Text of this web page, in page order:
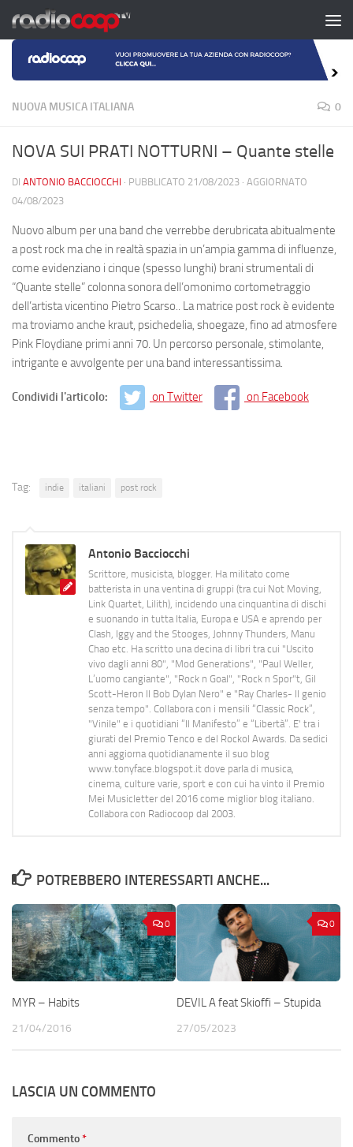
Salta al contenuto
NUOVA MUSICA ITALIANA 0
NOVA SUI PRATI NOTTURNI – Quante stelle
DI ANTONIO BACCIOCCHI · PUBBLICATO 21/08/2023 · AGGIORNATO
04/08/2023
Nuovo album per una band che verrebbe derubricata abitualmente
a post rock ma che in realtà spazia in un’ampia gamma di influenze,
come evidenziano i cinque (spesso lunghi) brani strumentali di
“Quante stelle” colonna sonora dell’omonimo cortometraggio
dell’artista vicentino Pietro Scarso.. La matrice post rock è evidente
ma troviamo anche kraut, psichedelia, shoegaze, fino ad atmosfere
Pink Floydiane primi anni 70. Un percorso personale, stimolante,
intrigante e avvolgente per una band interessantissima.
Condividi l'articolo: on Twitter on Facebook
Tag: indie italiani post rock
Antonio Bacciocchi
Scrittore, musicista, blogger. Ha militato come
batterista in una ventina di gruppi (tra cui Not Moving,
Link Quartet, Lilith), incidendo una cinquantina di dischi
e suonando in tutta Italia, Europa e USA e aprendo per
Clash, Iggy and the Stooges, Johnny Thunders, Manu
Chao etc. Ha scritto una decina di libri tra cui "Uscito
vivo dagli anni 80", "Mod Generations", "Paul Weller,
L’uomo cangiante", "Rock n Goal", "Rock n Spor"t, Gil
Scott-Heron Il Bob Dylan Nero" e "Ray Charles- Il genio
senza tempo". Collabora con i mensili “Classic Rock”,
"Vinile" e i quotidiani “Il Manifesto” e “Libertà”. E' tra i
giurati del Premio Tenco e del Rockol Awards. Da sedici
anni aggiorna quotidianamente il suo blog
www.tonyface.blogspot.it dove parla di musica,
cinema, culture varie, sport e con cui ha vinto il Premio
Mei Musicletter del 2016 come miglior blog italiano.
Collabora con Radiocoop dal 2003.
POTREBBERO INTERESSARTI ANCHE...
0
MYR – Habits
21/04/2016
0
DEVIL A feat Skioffi – Stupida
27/05/2023
LASCIA UN COMMENTO
Commento*